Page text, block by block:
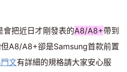
把近日才剛發表的A8/A8+帶到
A8/A8+卻是Samsung首款前置
文有詳細的規格請大家安心服